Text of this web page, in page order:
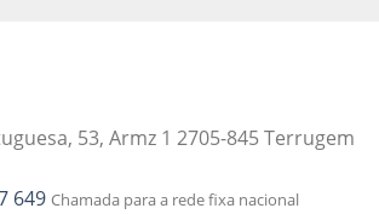
53, Armz 1 2705-845 Terrugem
649 Chamada para a rede fixa nacional